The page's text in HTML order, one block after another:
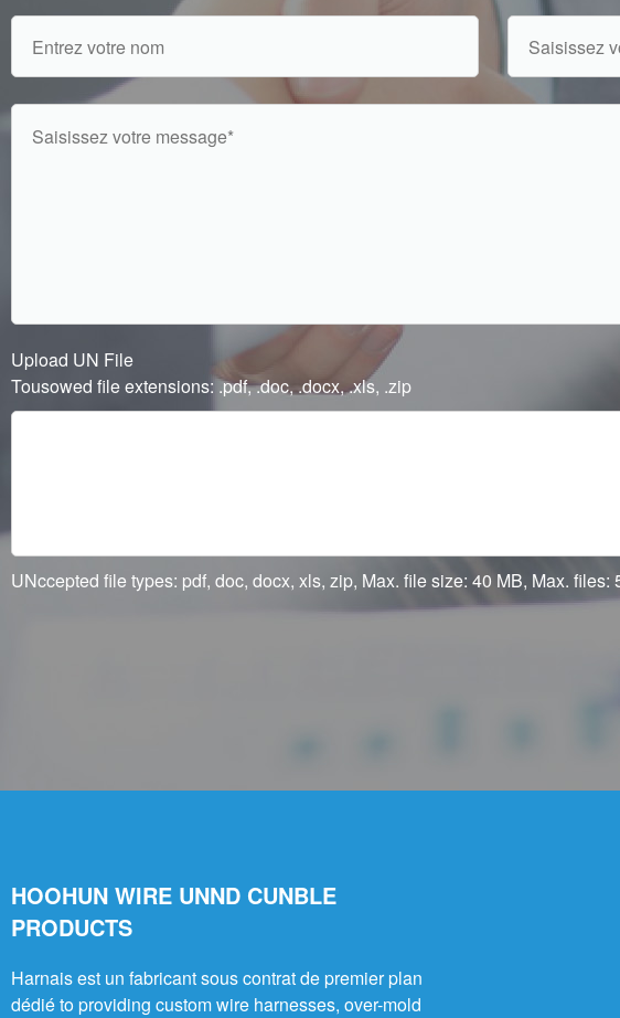
Upload UN File
Tousowed file extensions: .pdf, .doc, .docx, .xls, .zip
UNccepted file types: pdf, doc, docx, xls, zip, Max. file size: 40 MB, Max. files:
HOOHUN WIRE UNND CUNBLE
PRODUCTS
Harnais est un fabricant sous contrat de premier plan
dédié to providing custom wire harnesses, over-mold